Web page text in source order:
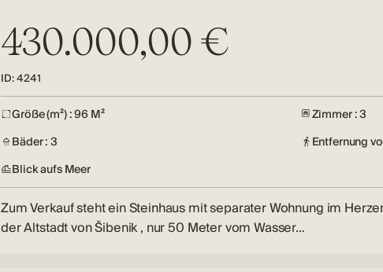
430.000,00 €
ID: 4241
Größe (m²) : 96 M²
Zimmer : 3
Bäder : 3
Entfernung
Blick aufs Meer
Zum Verkauf steht ein Steinhaus mit separater Wohnung im
der Altstadt von Šibenik , nur 50 Meter vom Wasser…